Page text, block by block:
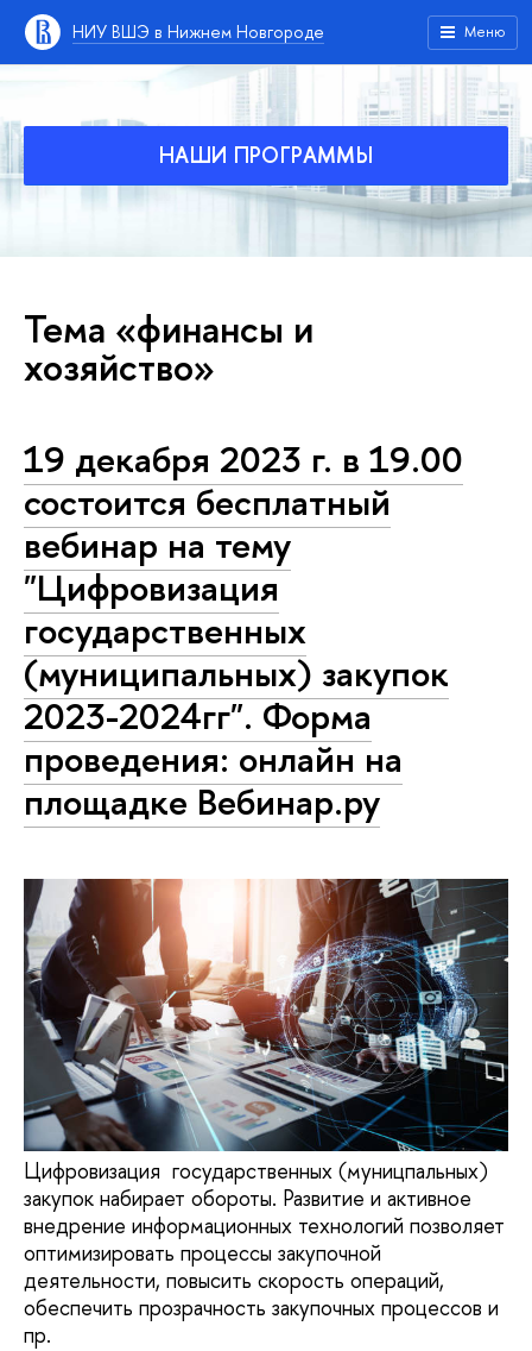
НИУ ВШЭ в Нижнем Новгороде Меню
НАШИ ПРОГРАММЫ
Тема «финансы и
хозяйство»
19 декабря 2023 г. в 19.00
состоится бесплатный
вебинар на тему
"Цифровизация
государственных
(муниципальных) закупок
2023-2024гг". Форма
проведения: онлайн на
площадке Вебинар.ру
Цифровизация государственных (муницпальных)
закупок набирает обороты. Развитие и активное
внедрение информационных технологий позволяет
оптимизировать процессы закупочной
деятельности, повысить скорость операций,
обеспечить прозрачность закупочных процессов и
пр.